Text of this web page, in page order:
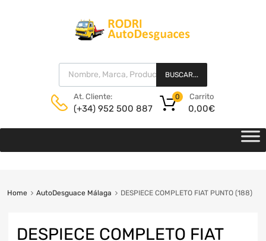
BUSCAR...
At. Cliente:
(+34) 952 500 887
Carrito
0,00€
0
Home AutoDesguace Málaga DESPIECE COMPLETO FIAT PUNTO (188)
DESPIECE COMPLETO FIAT